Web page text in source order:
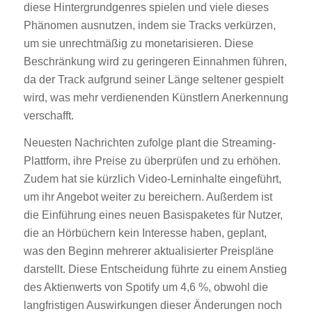
diese Hintergrundgenres spielen und viele dieses
Phänomen ausnutzen, indem sie Tracks verkürzen,
um sie unrechtmäßig zu monetarisieren. Diese
Beschränkung wird zu geringeren Einnahmen führen,
da der Track aufgrund seiner Länge seltener gespielt
wird, was mehr verdienenden Künstlern Anerkennung
verschafft.
Neuesten Nachrichten zufolge plant die Streaming-
Plattform, ihre Preise zu überprüfen und zu erhöhen.
Zudem hat sie kürzlich Video-Lerninhalte eingeführt,
um ihr Angebot weiter zu bereichern. Außerdem ist
die Einführung eines neuen Basispaketes für Nutzer,
die an Hörbüchern kein Interesse haben, geplant,
was den Beginn mehrerer aktualisierter Preispläne
darstellt. Diese Entscheidung führte zu einem Anstieg
des Aktienwerts von Spotify um 4,6 %, obwohl die
langfristigen Auswirkungen dieser Änderungen noch